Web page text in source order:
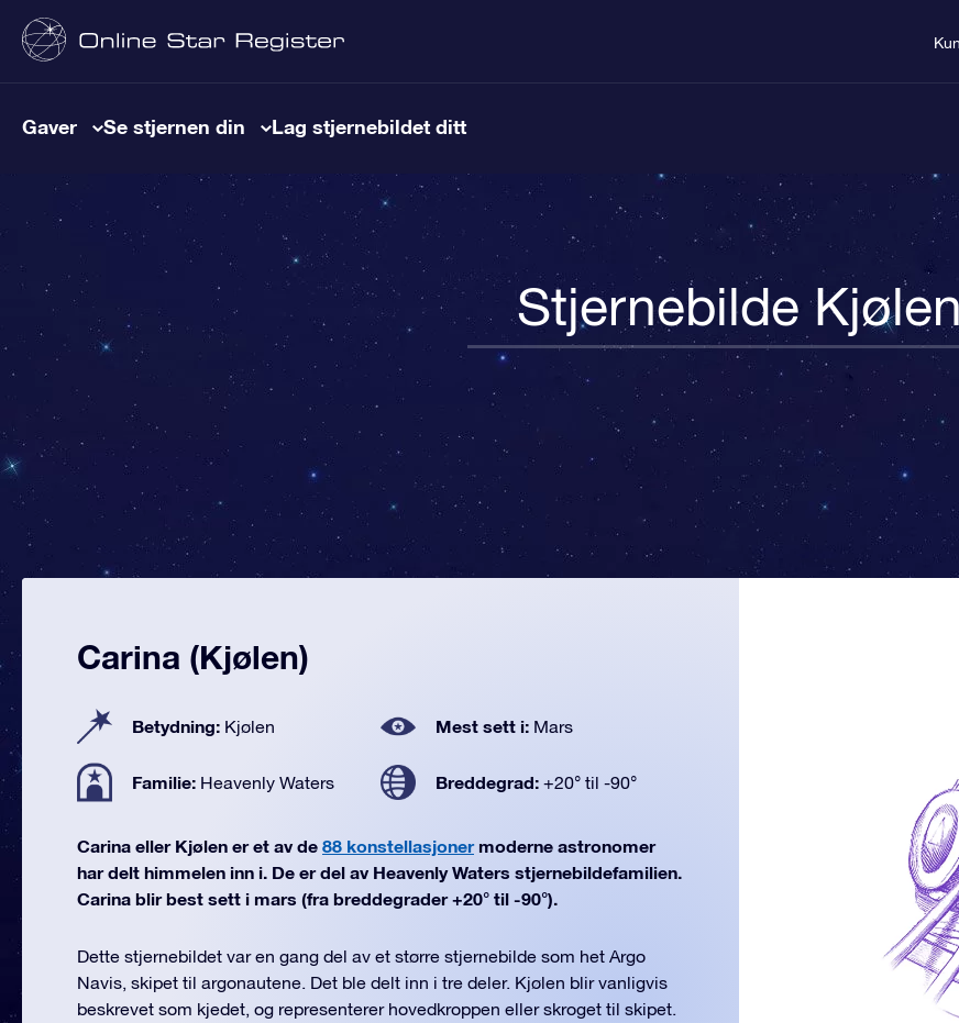
Gaver Se stjernen din Lag stjernebildet ditt
Stjernebilde Kjølen
Carina (Kjølen)
Betydning: Kjølen Mest sett i: Mars
Familie: Heavenly Waters Breddegrad: +20° til -90°
Carina eller Kjølen er et av de 88 konstellasjonermoderne astronomer
har delt himmelen inn i. De er del av Heavenly Waters stjernebildefamilien.
Carina blir best sett i mars (fra breddegrader +20° til -90°).
Dette stjernebildet var en gang del av et større stjernebilde som het Argo
Navis, skipet til argonautene. Det ble delt inn i tre deler. Kjølen blir vanligvis
beskrevet som kjedet, og representerer hovedkroppen eller skroget til skipet.